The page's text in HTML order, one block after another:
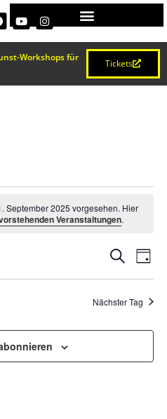
Workshops für
Tickets
September 2025 vorgesehen. Hier
Veranstaltungen.
UND
SucheTag
Nächster Tag